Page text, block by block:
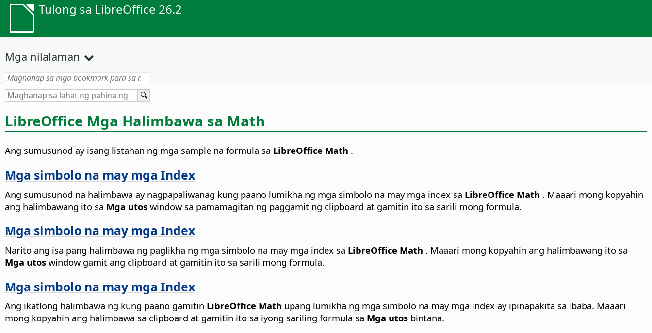
Tulong sa LibreOffice 26.2
Mga nilalaman
LibreOffice Mga Halimbawa sa Math
Ang sumusunod ay isang listahan ng mga sample na formula sa LibreOffice Math .
Mga simbolo na may mga Index
Ang sumusunod na halimbawa ay nagpapaliwanag kung paano lumikha ng mga simbolo na may mga index sa LibreOffice Math . Maaari mong kopyahin
ang halimbawang ito sa Mga utos window sa pamamagitan ng paggamit ng clipboard at gamitin ito sa sarili mong formula.
Mga simbolo na may mga Index
Narito ang isa pang halimbawa ng paglikha ng mga simbolo na may mga index sa LibreOffice Math . Maaari mong kopyahin ang halimbawang ito sa
Mga utos window gamit ang clipboard at gamitin ito sa sarili mong formula.
Mga simbolo na may mga Index
Ang ikatlong halimbawa ng kung paano gamitin LibreOffice Math upang lumikha ng mga simbolo na may mga index ay ipinapakita sa ibaba. Maaari
mong kopyahin ang halimbawa sa clipboard at gamitin ito sa iyong sariling formula sa Mga utos bintana.